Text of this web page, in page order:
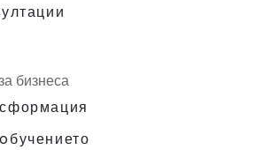
бизнеса